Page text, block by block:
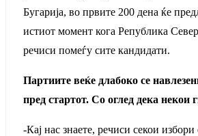
Бугарија, во првите 200 дена ќе
истиот момент кога Република
речиси помеѓу сите кандидати.
Партиите веќе длабоко се
пред стартот. Со оглед дека некои
-Кај нас знаете, речиси секои